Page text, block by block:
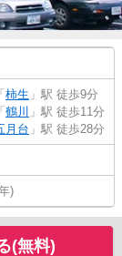
「柿生 」駅 徒歩9分
「鶴川 」駅 徒歩11分
月台 」駅 徒歩28分
)
(無料)